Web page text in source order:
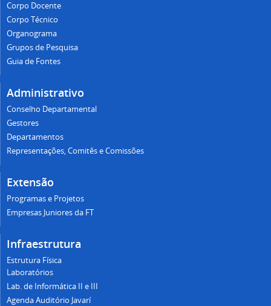
Corpo Docente
Corpo Técnico
Organograma
Grupos de Pesquisa
Guia de Fontes
Administrativo
Conselho Departamental
Gestores
Departamentos
Representações, Comitês e Comissões
Extensão
Programas e Projetos
Empresas Juniores da FT
Infraestrutura
Estrutura Física
Laboratórios
Lab. de Informática II e III
Agenda Auditório Javarí